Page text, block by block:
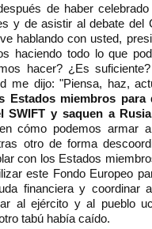
de haber
y de asistir al debate del
hablando con usted,
haciendo todo lo que
hacer? ¿Es
me dijo: "Piensa, haz,
Estados miembros para
SWIFT y saquen a
cómo podemos armar
otro de forma
con los Estados
este Fondo Europeo
financiera y coordinar
al ejército y al pueblo
tabú había caído.